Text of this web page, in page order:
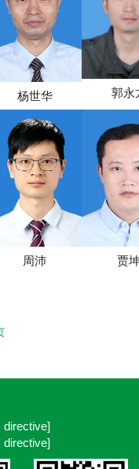
杨世华 郭永
周沛 贾
directive]
directive]